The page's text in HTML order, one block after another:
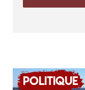
Politique